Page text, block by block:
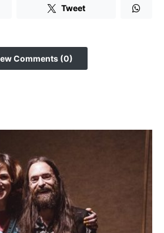
Tweet
Comments (0)